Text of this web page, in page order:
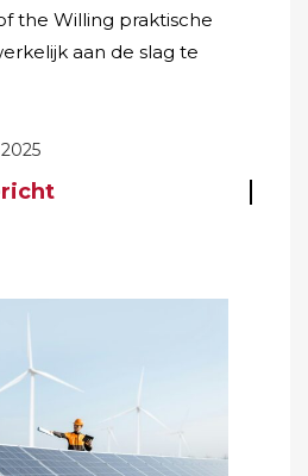
the Willing praktische
aan de slag te